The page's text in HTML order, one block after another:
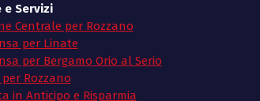
e Servizi
Centrale per Rozzano
per Linate
per Bergamo Orio al Serio
Rozzano
in Anticipo e Risparmia